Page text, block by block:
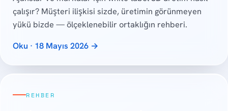
çalışır? Müşteri ilişkisi sizde, üretimin görünmeyen
yükü bizde — ölçeklenebilir ortaklığın rehberi.
Oku · 18 Mayıs 2026 →
REHBER